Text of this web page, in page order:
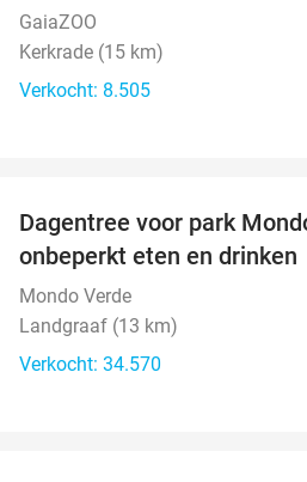
GaiaZOO
Kerkrade (15 km)
Verkocht: 8.505
Dagentree voor park
onbeperkt eten en drinken
Mondo Verde
Landgraaf (13 km)
Verkocht: 34.570